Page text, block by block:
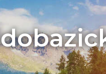
vodíkové vody
sprchy